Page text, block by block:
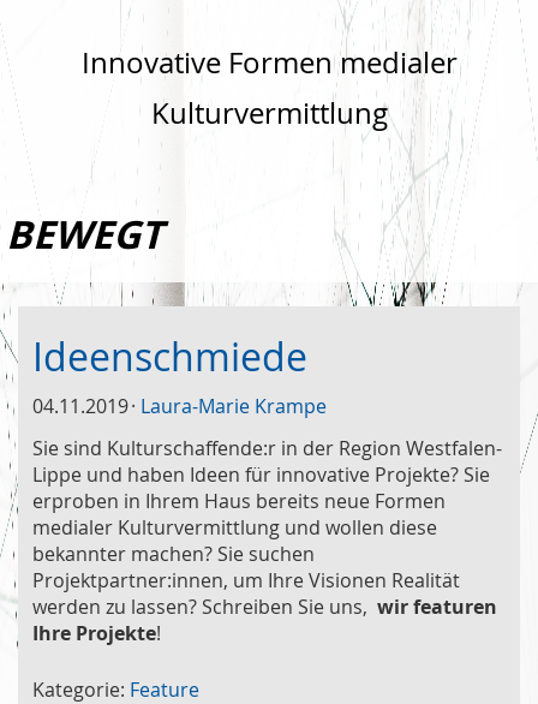
Innovative Formen medialer
Kulturvermittlung
BEWEGT
Ideenschmiede
04.11.2019 Laura-Marie Krampe
Sie sind Kulturschaffende:r in der Region Westfalen-
Lippe und haben Ideen für innovative Projekte? Sie
erproben in Ihrem Haus bereits neue Formen
medialer Kulturvermittlung und wollen diese
bekannter machen? Sie suchen
Projektpartner:innen, um Ihre Visionen Realität
werden zu lassen? Schreiben Sie uns, wir featuren
Ihre Projekte!
Kategorie: Feature